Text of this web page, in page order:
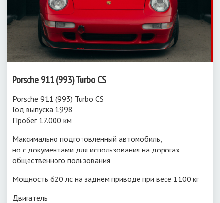
Porsche 911 (993) Turbo CS
Porsche 911 (993) Turbo CS
Год выпуска 1998
Пробег 17.000 км
Максимально подготовленный автомобиль,
но с документами для использования на дорогах
общественного пользования
Мощность 620 лс на заднем приводе при весе 1100 кг
Двигатель